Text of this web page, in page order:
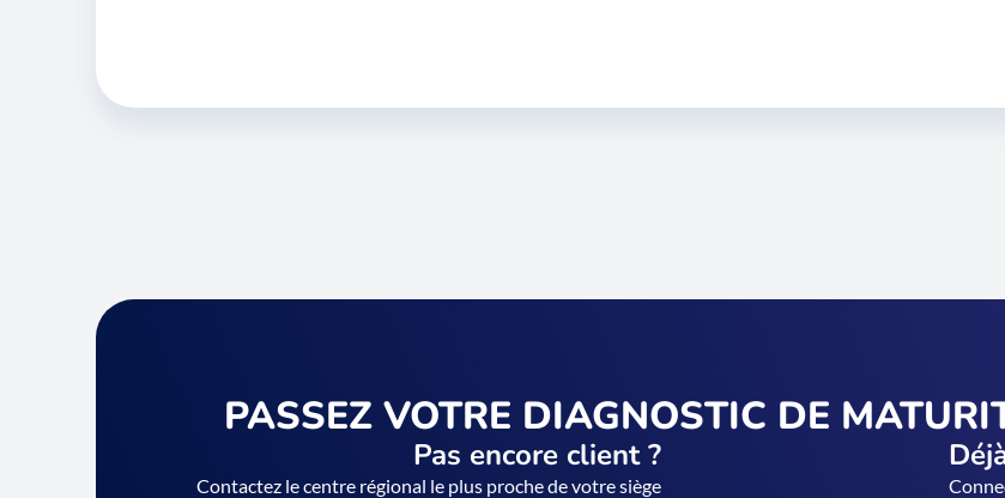
PASSEZ VOTRE DIAGNOSTIC DE
Pas encore client ?
Contactez le centre régional le plus proche de votre siège